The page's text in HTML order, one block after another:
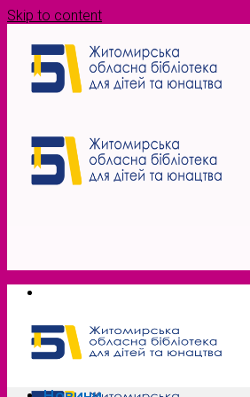
Skip to content